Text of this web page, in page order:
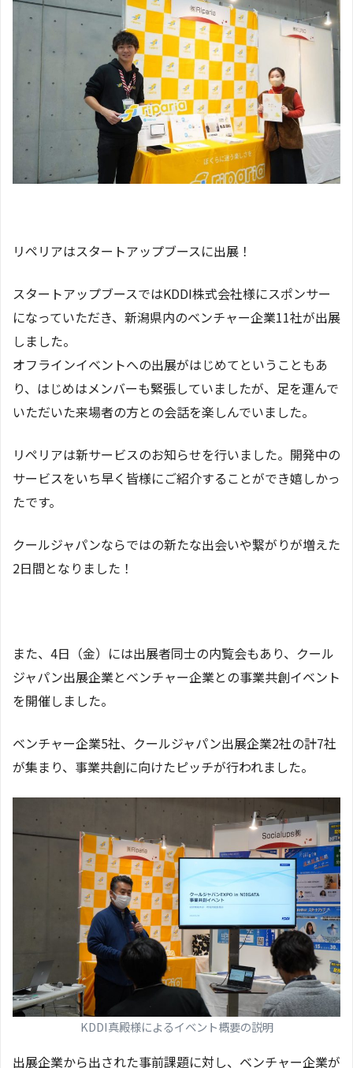
リペリアはスタートアップブースに出展！
スタートアップブースではKDDI株式会社様にスポンサー
になっていただき、新潟県内のベンチャー企業11社が出展
しました。
オフラインイベントへの出展がはじめてということもあ
り、はじめはメンバーも緊張していましたが、足を運んで
いただいた来場者の方との会話を楽しんでいました。
リペリアは新サービスのお知らせを行いました。開発中の
サービスをいち早く皆様にご紹介することができ嬉しかっ
たです。
クールジャパンならではの新たな出会いや繋がりが増えた
2日間となりました！
また、4日（金）には出展者同士の内覧会もあり、クール
ジャパン出展企業とベンチャー企業との事業共創イベント
を開催しました。
ベンチャー企業5社、クールジャパン出展企業2社の計7社
が集まり、事業共創に向けたピッチが行われました。
KDDI真殿様によるイベント概要の説明
出展企業から出された事前課題に対し、ベンチャー企業が